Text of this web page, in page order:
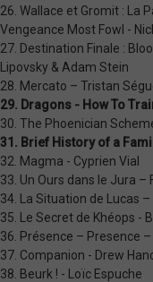
26. Wallace et Gromit : La
Vengeance Most Fowl -
27. Destination Finale :
Lipovsky & Adam Stein
28. Mercato – Tristan
29. Dragons - How To
30. The Phoenician
31. Brief History of a
32. Magma - Cyprien Vial
33. Un Ours dans le Jura –
34. La Situation de Lucas –
35. Le Secret de Khéops -
36. Présence – Presence
37. Companion - Drew
38. Beurk ! - Loïc Espuche